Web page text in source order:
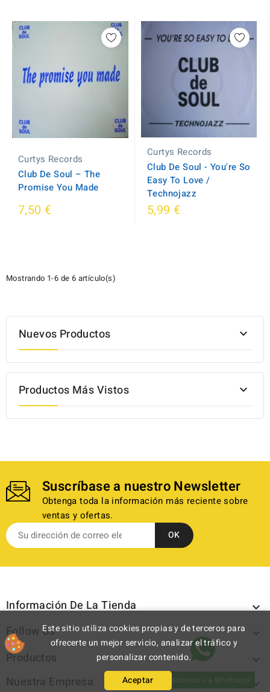
Curtys Records
Club De Soul ‎– The
Promise You Made
7,50 €
Curtys Records
Club De Soul - You're So
Easy To Love /
Technojazz
5,99 €
Mostrando 1-6 de 6 artículo(s)
Nuevos Productos 
Productos Más Vistos 
Suscríbase a nuestro Newsletter
Obtenga toda la información más reciente sobre
ventas y ofertas.
Información De La Tienda 
Follow Us 
Productos 
Nuestra Empresa 
Este sitio utiliza cookies propias y de terceros para
ofrecerte un mejor servicio, analizar el tráfico y
personalizar contenido.
Aceptar
Contáctanos vía Whatsapp